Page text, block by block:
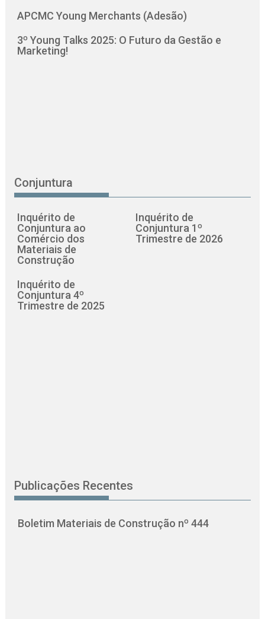
APCMC Young Merchants (Adesão)
3º Young Talks 2025: O Futuro da Gestão e
Marketing!
Conjuntura
Inquérito de
Conjuntura ao
Comércio dos
Materiais de
Construção
Inquérito de
Conjuntura 1º
Trimestre de 2026
Inquérito de
Conjuntura 4º
Trimestre de 2025
Publicações Recentes
Boletim Materiais de Construção nº 444